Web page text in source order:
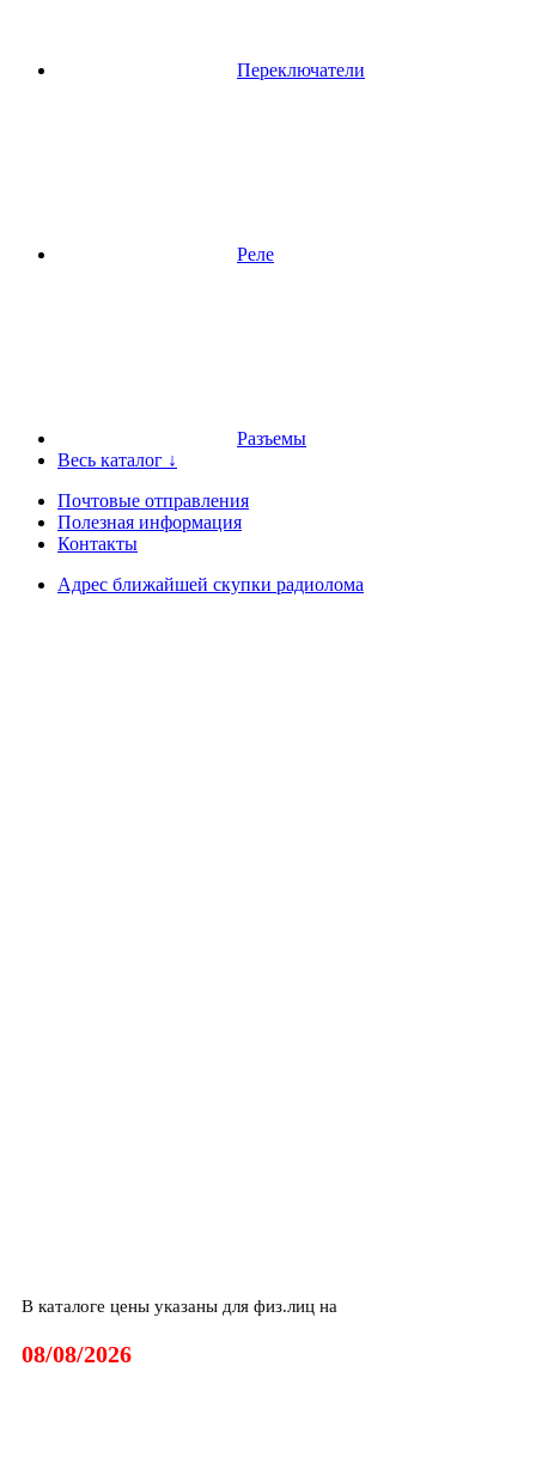
Переключатели
Реле
Разъемы
Весь каталог ↓
Почтовые отправления
Полезная информация
Контакты
Адрес ближайшей скупки радиолома
В каталоге цены указаны для физ.лиц на
08/08/2026